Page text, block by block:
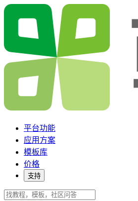
平台功能
应用方案
模板库
价格
支持